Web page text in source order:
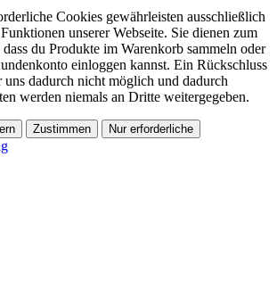
Cookies gewährleisten ausschließlich
unserer Webseite. Sie dienen zum
du Produkte im Warenkorb sammeln oder
einloggen kannst. Ein Rückschluss
dadurch nicht möglich und dadurch
werden niemals an Dritte weitergegeben.
Zustimmen Nur erforderliche